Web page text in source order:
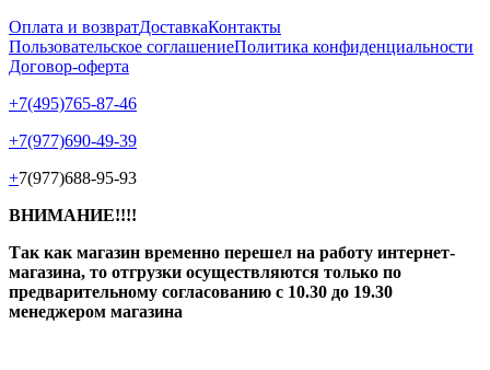
Оплата и возвратДоставкаКонтакты
Пользовательское соглашениеПолитика конфиденциальности
Договор-оферта
+7(495)765-87-46
+7(977)690-49-39
+7(977)688-95-93
ВНИМАНИЕ!!!!
Так как магазин временно перешел на работу интернет-
магазина, то отгрузки осуществляются только по
предварительному согласованию с 10.30 до 19.30
менеджером магазина